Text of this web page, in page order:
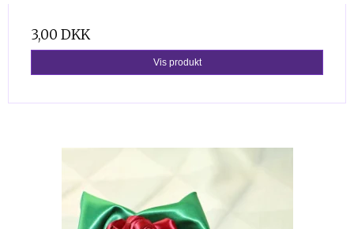
3,00 DKK
Vis produkt